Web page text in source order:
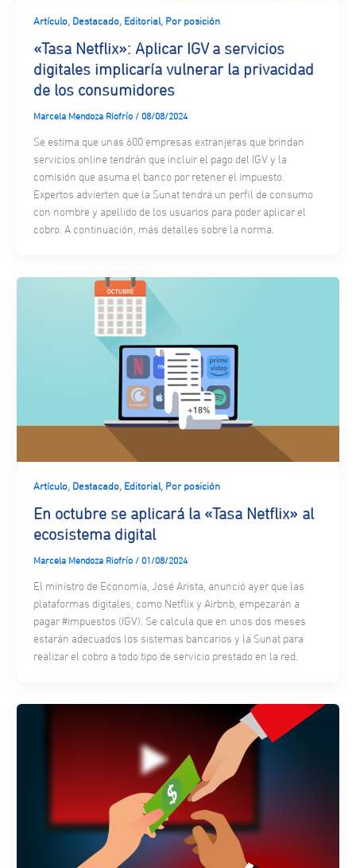
Artículo, Destacado, Editorial, Por posición
«Tasa Netflix»: Aplicar IGV a servicios
digitales implicaría vulnerar la privacidad
de los consumidores
Marcela Mendoza Riofrío / 08/08/2024
Se estima que unas 600 empresas extranjeras que brindan
servicios online tendrán que incluir el pago del IGV y la
comisión que asuma el banco por retener el impuesto.
Expertos advierten que la Sunat tendrá un perfil de consumo
con nombre y apellido de los usuarios para poder aplicar el
cobro. A continuación, más detalles sobre la norma.
Artículo, Destacado, Editorial, Por posición
En octubre se aplicará la «Tasa Netflix» al
ecosistema digital
Marcela Mendoza Riofrío / 01/08/2024
El ministro de Economía, José Arista, anunció ayer que las
plataformas digitales, como Netflix y Airbnb, empezarán a
pagar #impuestos (IGV). Se calcula que en unos dos meses
estarán adecuados los sistemas bancarios y la Sunat para
realizar el cobro a todo tipo de servicio prestado en la red.